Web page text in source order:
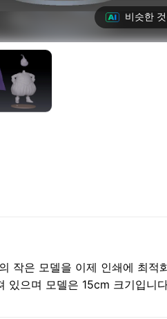
비슷한
작은 모델을 이제 인쇄에 최적
있으며 모델은 15cm 크기입니